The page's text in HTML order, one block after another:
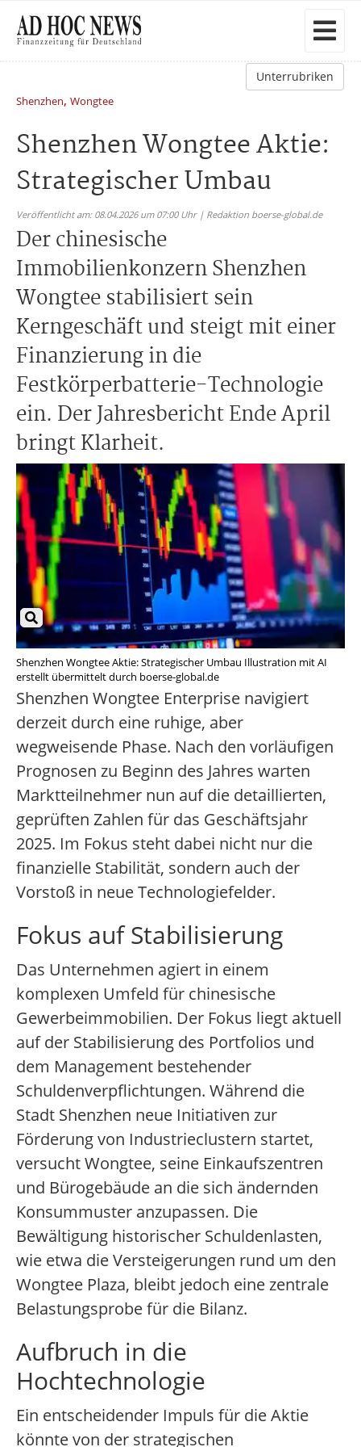
Unterrubriken
Shenzhen, Wongtee
Shenzhen Wongtee Aktie:
Strategischer Umbau
Veröffentlicht am: 08.04.2026 um 07:00 Uhr | Redaktion boerse-global.de
Der chinesische
Immobilienkonzern Shenzhen
Wongtee stabilisiert sein
Kerngeschäft und steigt mit einer
Finanzierung in die
Festkörperbatterie-Technologie
ein. Der Jahresbericht Ende April
bringt Klarheit.
Shenzhen Wongtee Aktie: Strategischer Umbau Illustration mit AI
erstellt übermittelt durch boerse-global.de
Shenzhen Wongtee Enterprise navigiert
derzeit durch eine ruhige, aber
wegweisende Phase. Nach den vorläufigen
Prognosen zu Beginn des Jahres warten
Marktteilnehmer nun auf die detaillierten,
geprüften Zahlen für das Geschäftsjahr
2025. Im Fokus steht dabei nicht nur die
finanzielle Stabilität, sondern auch der
Vorstoß in neue Technologiefelder.
Fokus auf Stabilisierung
Das Unternehmen agiert in einem
komplexen Umfeld für chinesische
Gewerbeimmobilien. Der Fokus liegt aktuell
auf der Stabilisierung des Portfolios und
dem Management bestehender
Schuldenverpflichtungen. Während die
Stadt Shenzhen neue Initiativen zur
Förderung von Industrieclustern startet,
versucht Wongtee, seine Einkaufszentren
und Bürogebäude an die sich ändernden
Konsummuster anzupassen. Die
Bewältigung historischer Schuldenlasten,
wie etwa die Versteigerungen rund um den
Wongtee Plaza, bleibt jedoch eine zentrale
Belastungsprobe für die Bilanz.
Aufbruch in die
Hochtechnologie
Ein entscheidender Impuls für die Aktie
könnte von der strategischen